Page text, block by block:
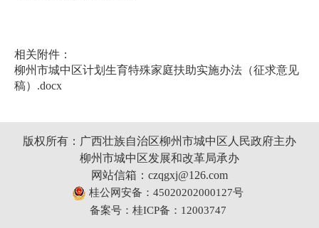
相关附件：
柳州市城中区计划生育特殊家庭扶助实施办法（征求意见
稿）.docx
版权所有：广西壮族自治区柳州市城中区人民政府主办
柳州市城中区发展和改革局承办
网站信箱：czqgxj@126.com
桂公网安备：45020202000127号
备案号：桂ICP备：12003747